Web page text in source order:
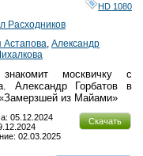
HD 1080
Расходников
Астапова Александр
знакомит москвичку с
Александр Горбатов в
из Майами»
Скачать
05.12.2024
02.03.2025